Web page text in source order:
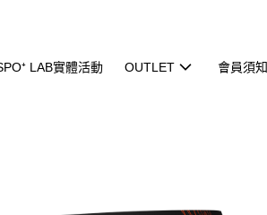
LAB實體活動 OUTLET 會員須知